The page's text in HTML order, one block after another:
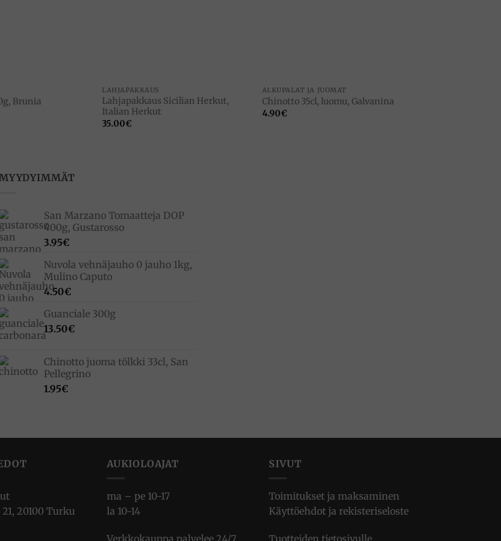
Brunia
LAHJAPAKKAUS
Lahjapakkaus Sicilian Herkut,
Italian Herkut
35.00€
ALKUPALAT JA JUOMAT
Chinotto 35cl, luomu, Galvanina
4.90€
San Marzano Tomaatteja DOP
400g, Gustarosso
3.95€
Nuvola vehnäjauho 0 jauho 1kg,
Mulino Caputo
4.50€
Guanciale 300g
13.50€
Chinotto juoma tölkki 33cl, San
Pellegrino
1.95€
20100 Turku
AUKIOLOAJAT
ma – pe 10-17
la 10-14
SIVUT
Toimitukset ja maksaminen
Käyttöehdot ja rekisteriseloste